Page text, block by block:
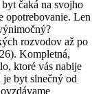
čaká na svojho
opotrebovanie. Len
rozvodov až po
Kompletná,
ktoré vás nabije
byt slnečný od